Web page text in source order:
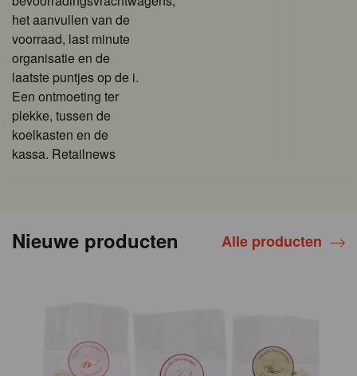
het aanvullen van de
voorraad, last minute
organisatie en de
laatste puntjes op de i.
Een ontmoeting ter
plekke, tussen de
koelkasten en de
kassa. Retailnews
Nieuwe producten Alle producten